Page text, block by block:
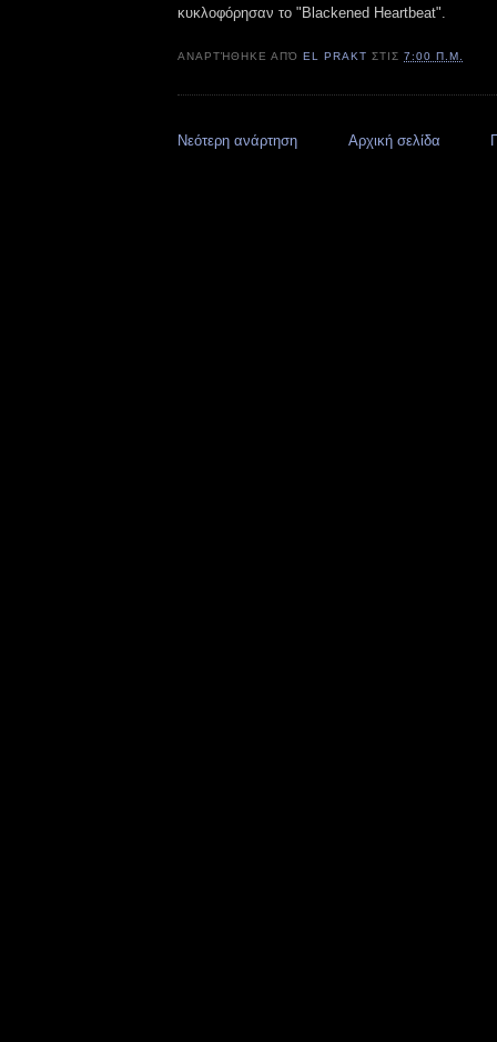
κυκλοφόρησαν το "Blackened Heartbeat".
ΑΝΑΡΤΉΘΗΚΕ ΑΠΌEL PRAKT ΣΤΙΣ7:00 Π.Μ.
Νεότερη ανάρτηση Αρχική σελίδα